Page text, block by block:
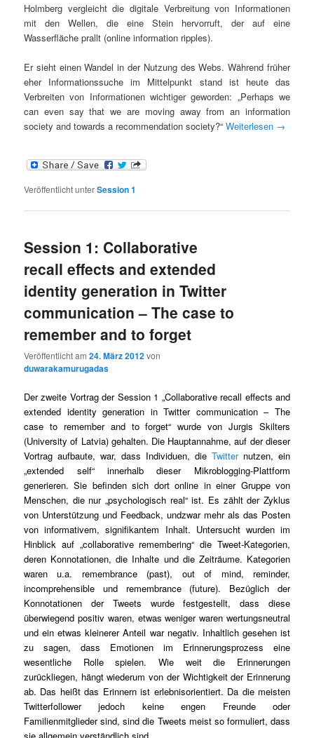
Holmberg vergleicht die digitale Verbreitung von Informationen
mit den Wellen, die eine Stein hervorruft, der auf eine
Wasserfläche prallt (online information ripples).
Er sieht einen Wandel in der Nutzung des Webs. Während früher
eher Informationssuche im Mittelpunkt stand ist heute das
Verbreiten von Informationen wichtiger geworden: „Perhaps we
can even say that we are moving away from an information
society and towards a recommendation society?“Weiterlesen →
Veröffentlicht unterSession 1
Session 1: Collaborative
recall effects and extended
identity generation in Twitter
communication – The case to
remember and to forget
Veröffentlicht am24. März 2012von
duwarakamurugadas
Der zweite Vortrag der Session 1 „Collaborative recall effects and
extended identity generation in Twitter communication – The
case to remember and to forget“ wurde von Jurgis Skilters
(University of Latvia) gehalten. Die Hauptannahme, auf der dieser
Vortrag aufbaute, war, dass Individuen, die Twitter nutzen, ein
„extended self“ innerhalb dieser Mikroblogging-Plattform
generieren. Sie befinden sich dort online in einer Gruppe von
Menschen, die nur „psychologisch real“ ist. Es zählt der Zyklus
von Unterstützung und Feedback, undzwar mehr als das Posten
von informativem, signifikantem Inhalt. Untersucht wurden im
Hinblick auf „collaborative remembering“ die Tweet-Kategorien,
deren Konnotationen, die Inhalte und die Zeiträume. Kategorien
waren u.a. remembrance (past), out of mind, reminder,
incomprehensible und remembrance (future). Bezüglich der
Konnotationen der Tweets wurde festgestellt, dass diese
überwiegend positiv waren, etwas weniger waren wertungsneutral
und ein etwas kleinerer Anteil war negativ. Inhaltlich gesehen ist
zu sagen, dass Emotionen im Erinnerungsprozess eine
wesentliche Rolle spielen. Wie weit die Erinnerungen
zurückliegen, hängt wiederum von der Wichtigkeit der Erinnerung
ab. Das heißt das Erinnern ist erlebnisorientiert. Da die meisten
Twitterfollower jedoch keine engen Freunde oder
Familienmitglieder sind, sind die Tweets meist so formuliert, dass